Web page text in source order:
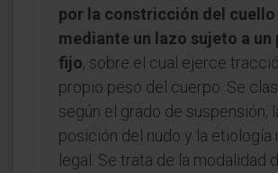
por la constricción del cuello
mediante un lazo sujeto a un
fijo, sobre el cual ejerce
propio peso del cuerpo. Se
según el grado de suspensión,
posición del nudo y la etiología
legal. Se trata de la modalidad